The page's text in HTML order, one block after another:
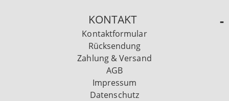
KONTAKT
Kontaktformular
Rücksendung
Zahlung & Versand
AGB
Impressum
Datenschutz